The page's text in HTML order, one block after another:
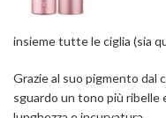
insieme tutte le ciglia (sia
Grazie al suo pigmento dal
sguardo un tono più ribelle